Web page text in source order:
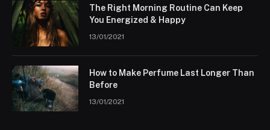
The Right Morning Routine Can Keep
You Energized & Happy
13/01/2021
How to Make Perfume Last Longer Than
Before
13/01/2021